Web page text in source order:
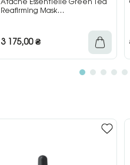
Atache Essentielle Green Tea
Reafirming Mask
3 175,00₴